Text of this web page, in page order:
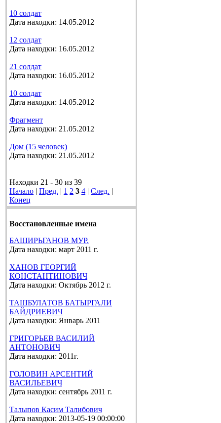
10 солдат
Дата находки: 14.05.2012
12 солдат
Дата находки: 16.05.2012
21 солдат
Дата находки: 16.05.2012
10 солдат
Дата находки: 14.05.2012
Фрагмент
Дата находки: 21.05.2012
Дом (15 человек)
Дата находки: 21.05.2012
Находки 21 - 30 из 39
Начало | Пред. | 1 2 3 4 | След. |
Конец
Восстановленные имена
БАШИРЬГАНОВ МУР.
Дата находки: март 2011 г.
ХАНОВ ГЕОРГИЙ
КОНСТАНТИНОВИЧ
Дата находки: Октябрь 2012 г.
ТАШБУЛАТОВ БАТЫРГАЛИ
БАЙДРИЕВИЧ
Дата находки: Январь 2011
ГРИГОРЬЕВ ВАСИЛИЙ
АНТОНОВИЧ
Дата находки: 2011г.
ГОЛОВИН АРСЕНТИЙ
ВАСИЛЬЕВИЧ
Дата находки: сентябрь 2011 г.
Талыпов Касим Талибович
Дата находки: 2013-05-19 00:00:00